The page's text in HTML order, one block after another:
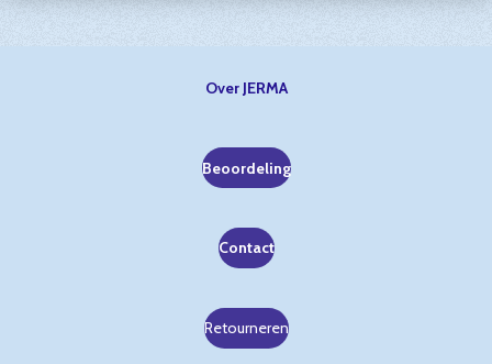
Over JERMA
Beoordeling
Contact
Retourneren